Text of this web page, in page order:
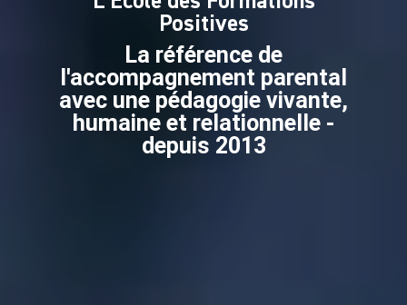
Positives
La référence de
l'accompagnement parental
avec une pédagogie vivante,
humaine et relationnelle -
depuis 2013